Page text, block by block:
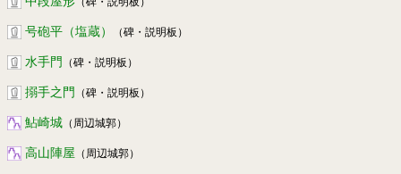
号砲平（塩蔵） （碑・説明板）
水手門 （碑・説明板）
搦手之門 （碑・説明板）
鮎崎城 （周辺城郭）
高山陣屋 （周辺城郭）